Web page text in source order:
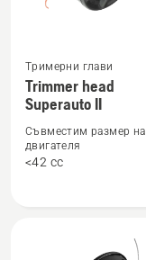
Вижте
повече
подробности
за
Trimmer
Тримерни глави
Trimmer head
Superauto II
Съвместим размер на
двигателя
<42 cc